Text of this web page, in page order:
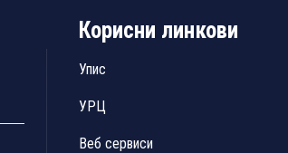
Корисни линкови
Упис
УРЦ
Веб сервиси